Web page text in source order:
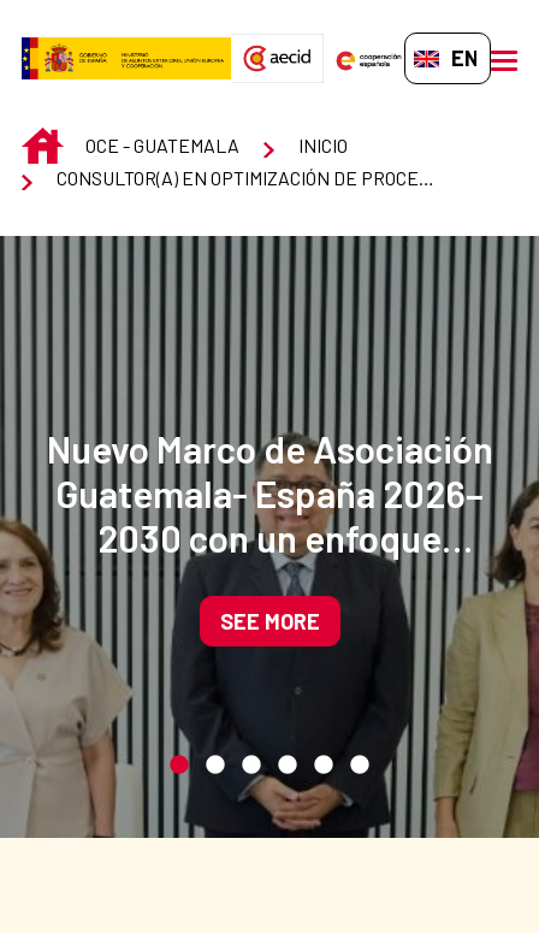
EN-GB
INICIOOCE - GUATEMALA
INICIO
Nuevo Marco de Asociación
Guatemala- España 2026–
2030 con un enfoque
participativo e inclusivo
SEE MORE